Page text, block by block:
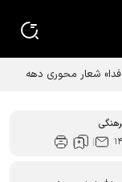
شعار محوری دهه